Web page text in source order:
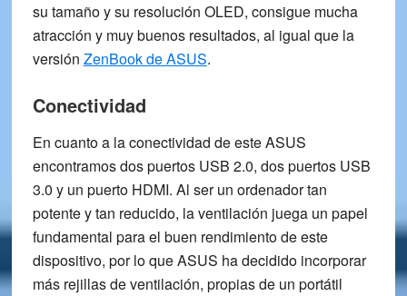
su tamaño y su resolución OLED, consigue mucha
atracción y muy buenos resultados, al igual que la
versión ZenBook de ASUS.
Conectividad
En cuanto a la conectividad de este ASUS
encontramosdos puertos USB 2.0, dos puertos USB
3.0 yun puerto HDMI. Al ser un ordenador tan
potente y tan reducido, laventilación juega un papel
fundamental para el buen rendimiento de este
dispositivo, por lo que ASUS ha decidido incorporar
más rejillas de ventilación, propias de un portátil